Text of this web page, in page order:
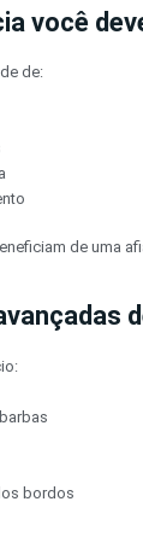
você
de:
de uma
bordos